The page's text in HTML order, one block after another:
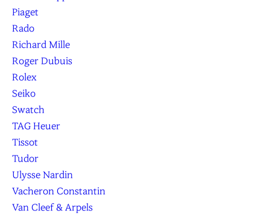
Piaget
Rado
Richard Mille
Roger Dubuis
Rolex
Seiko
Swatch
TAG Heuer
Tissot
Tudor
Ulysse Nardin
Vacheron Constantin
Van Cleef & Arpels